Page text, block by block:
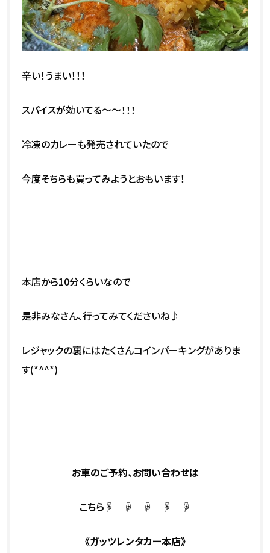
辛い！うまい！！！
スパイスが効いてる～～！！！
冷凍のカレーも発売されていたので
今度そちらも買ってみようとおもいます！
本店から10分くらいなので
是非みなさん、行ってみてくださいね♪
レジャックの裏にはたくさんコインパーキングがありま
す(*^^*)
お車のご予約、お問い合わせは
こちら☟ ☟ ☟ ☟ ☟
《ガッツレンタカー本店》